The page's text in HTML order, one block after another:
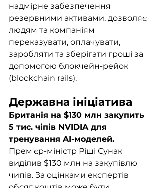
надмірне забезпечення
резервними активами, дозволяє
людям та компаніям
переказувати, оплачувати,
заробляти та зберігати гроші за
допомогою блокчейн-рейок
(blockchain rails).
Державна ініціатива
Британія на $130 млн закупить
5 тис. чіпів NVIDIA для
тренування AI-моделей.
Прем'єр-міністр Ріші Сунак
виділив $130 млн на закупівлю
чипів. За оцінками експертів